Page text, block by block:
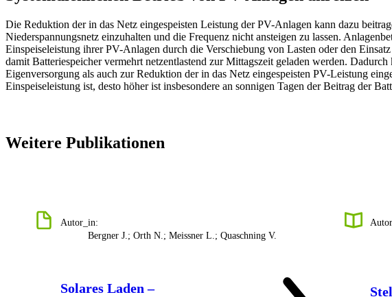
Die Reduktion der in das Netz eingespeisten Leistung der PV-Anlagen kann dazu
Niederspannungsnetz einzuhalten und die Frequenz nicht ansteigen zu lassen.
Einspeiseleistung ihrer PV-Anlagen durch die Verschiebung von Lasten oder den
damit Batteriespeicher vermehrt netzentlastend zur Mittagszeit geladen werden.
Eigenversorgung als auch zur Reduktion der in das Netz eingespeisten PV-Leistung
Einspeiseleistung ist, desto höher ist insbesondere an sonnigen Tagen der Beitrag der
Weitere Publikationen
Autor_in:
Bergner J.; Orth N.; Meissner L.; Quaschning V.
Solares Laden –